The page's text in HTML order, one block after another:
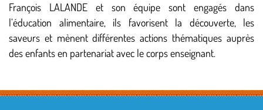
François LALANDE et son équipe sont engagés dans
l’éducation alimentaire, ils favorisent la découverte, les
saveurs et mènent différentes actions thématiques auprès
des enfants en partenariat avec le corps enseignant.